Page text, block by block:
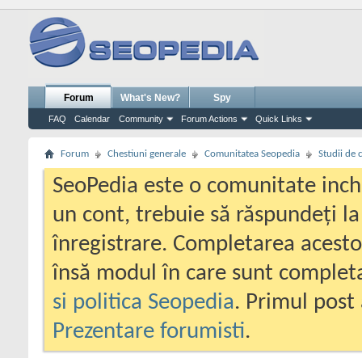
Forum
FAQ Calendar Community Forum Actions Quick Links
What's New? Spy
Forum Chestiuni generale Comunitatea Seopedia Studii de
SeoPedia este o comunitate
un cont, trebuie să răspundeți
înregistrare. Completarea
însă modul în care sunt
si politica Seopedia. Primul
Prezentare forumisti.